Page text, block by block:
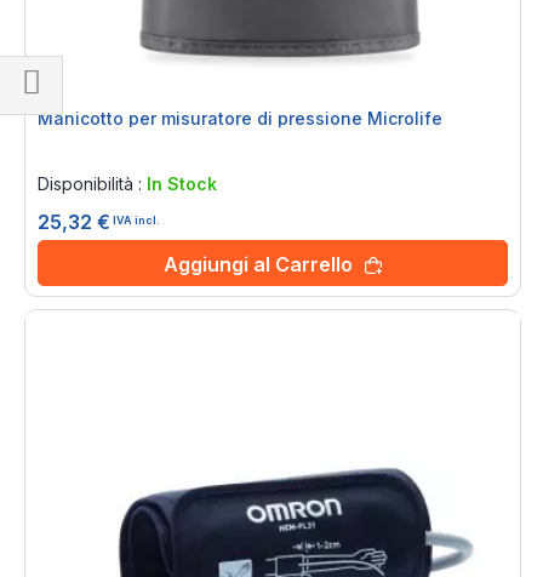
Manicotto per misuratore di pressione Microlife
Disponibilità : In Stock
25,32 € IVA incl.
Aggiungi al Carrello
Naviga